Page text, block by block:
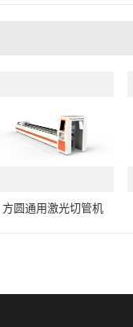
方圆通用激光切管机